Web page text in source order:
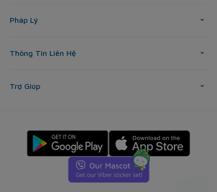
Pháp Lý
Thông Tin Liên Hệ
Trợ Giúp